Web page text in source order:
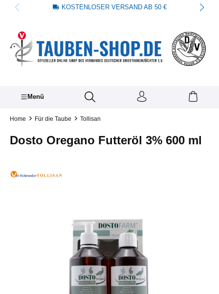
springen KOSTENLOSER VERSAND AB 50 €
Menü
Home Für die Taube Tollisan
Dosto Oregano Futteröl 3% 600 ml